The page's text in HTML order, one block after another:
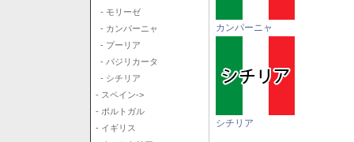
- モリーゼ
- カンパーニャ
- プーリア
- バジリカータ
- シチリア
- スペイン->
- ポルトガル
- イギリス
カンパーニャ
シチリア